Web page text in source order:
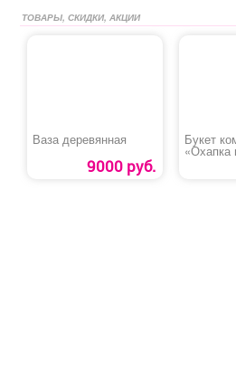
ТОВАРЫ, СКИДКИ, АКЦИИ
Ваза деревянная
9000 руб.
Букет
«Охапка